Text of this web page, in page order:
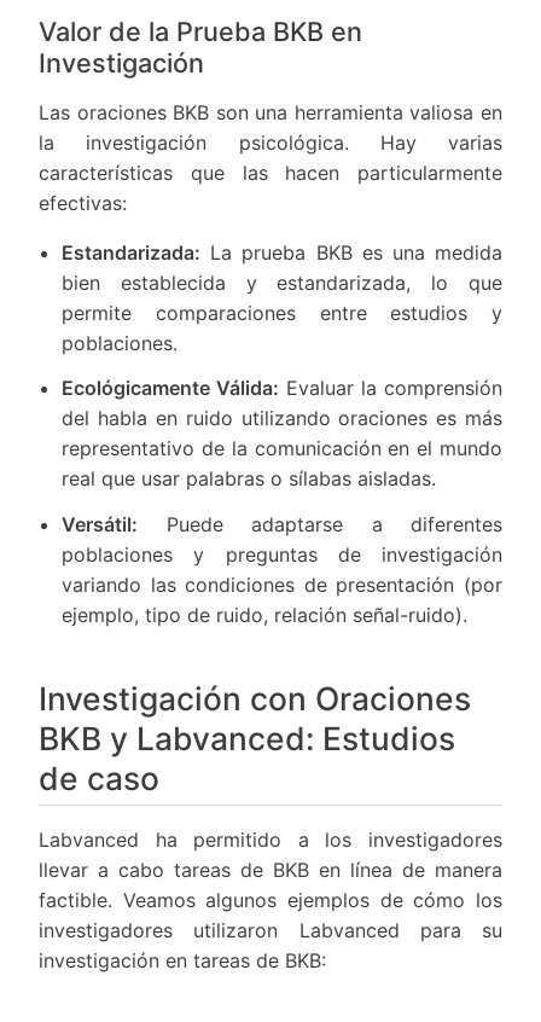
Valor de la Prueba BKB en
Investigación
Las oraciones BKB son una herramienta valiosa en
la investigación psicológica. Hay varias
características que las hacen particularmente
efectivas:
Estandarizada: La prueba BKB es una medida
bien establecida y estandarizada, lo que
permite comparaciones entre estudios y
poblaciones.
Ecológicamente Válida: Evaluar la comprensión
del habla en ruido utilizando oraciones es más
representativo de la comunicación en el mundo
real que usar palabras o sílabas aisladas.
Versátil: Puede adaptarse a diferentes
poblaciones y preguntas de investigación
variando las condiciones de presentación (por
ejemplo, tipo de ruido, relación señal-ruido).
Investigación con Oraciones
BKB y Labvanced: Estudios
de caso
Labvanced ha permitido a los investigadores
llevar a cabo tareas de BKB en línea de manera
factible. Veamos algunos ejemplos de cómo los
investigadores utilizaron Labvanced para su
investigación en tareas de BKB: